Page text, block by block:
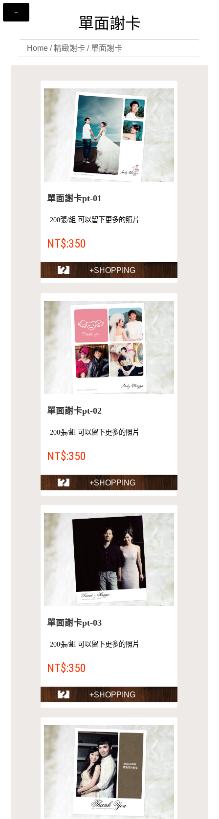
單面謝卡
Home/精緻謝卡/ 單面謝卡
單面謝卡pt-01
200張/組 可以留下更多的照片
NT$:350
+SHOPPING
單面謝卡pt-02
200張/組 可以留下更多的照片
NT$:350
+SHOPPING
單面謝卡pt-03
200張/組 可以留下更多的照片
NT$:350
+SHOPPING